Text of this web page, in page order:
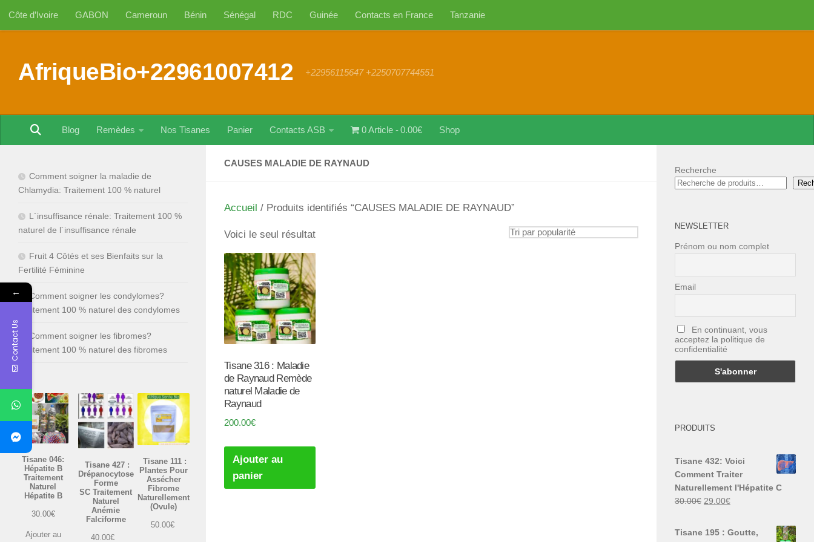
Au dessous du contenu
Côte d’Ivoire GABON Cameroun Bénin Sénégal RDC Guinée Contacts en France Tanzanie
AfriqueBio+22961007412 +22956115647 +2250707744551
Blog Remèdes Nos Tisanes Panier Contacts ASB 0 Article 0.00€ Shop
CAUSES MALADIE DE RAYNAUD
Accueil / Produits identifiés “CAUSES MALADIE DE RAYNAUD”
Voici le seul résultat
Tisane 316 : Maladie
de Raynaud Remède
naturel Maladie de
Raynaud
200.00€
Ajouter au
panier
Comment soigner la maladie de
Chlamydia: Traitement 100 % naturel
L´insuffisance rénale: Traitement 100 %
naturel de l´insuffisance rénale
Fruit 4 Côtés et ses Bienfaits sur la
Fertilité Féminine
Comment soigner les condylomes?
Traitement 100 % naturel des condylomes
Comment soigner les fibromes?
Traitement 100 % naturel des fibromes
Tisane 046:
Hépatite B
Traitement
Naturel
Hépatite B
30.00€
Ajouter au
Tisane 427 :
Drépanocytose
Forme
SC Traitement
Naturel
Anémie
Falciforme
40.00€
Tisane 111 :
Plantes Pour
Assécher
Fibrome
Naturellement
(Ovule)
50.00€
Recherche
NEWSLETTER
Prénom ou nom complet
Email
En continuant, vous
acceptez la politique de
confidentialité
PRODUITS
Tisane 432: Voici
Comment Traiter
Naturellement l'Hépatite C
30.00€ Le
29.00€Le
Tisane 195 : Goutte,
←
Contact Us